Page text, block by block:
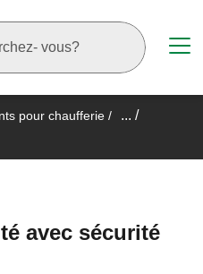
pour chaufferie / ... /
avec sécurité